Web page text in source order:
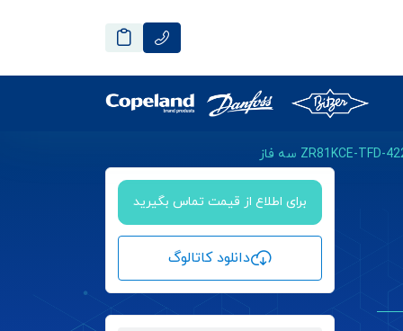
برای اطلاع از قیمت تماس بگیرید
دانلود کاتالوگ